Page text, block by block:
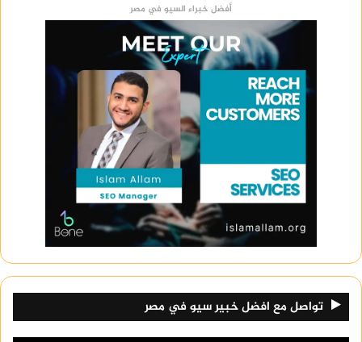
أفضل خبراء السيو في مصر
تواصل مع افضل خبير سيو في مصر